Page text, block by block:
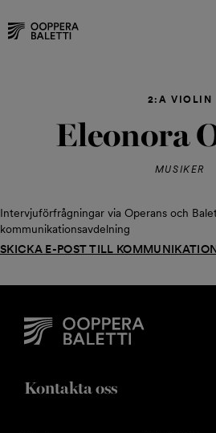
2:A VIOLIN
Eleonora
MUSIKER
Intervjuförfrågningar via Operans och
kommunikationsavdelning
SKICKA E-POST TILL
Kontakta oss